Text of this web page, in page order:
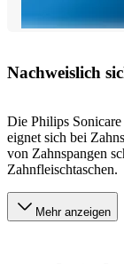
Nachweislich
Die Philips Sonicare
eignet sich bei
von Zahnspangen
Zahnfleischtaschen.
Mehr anzeigen